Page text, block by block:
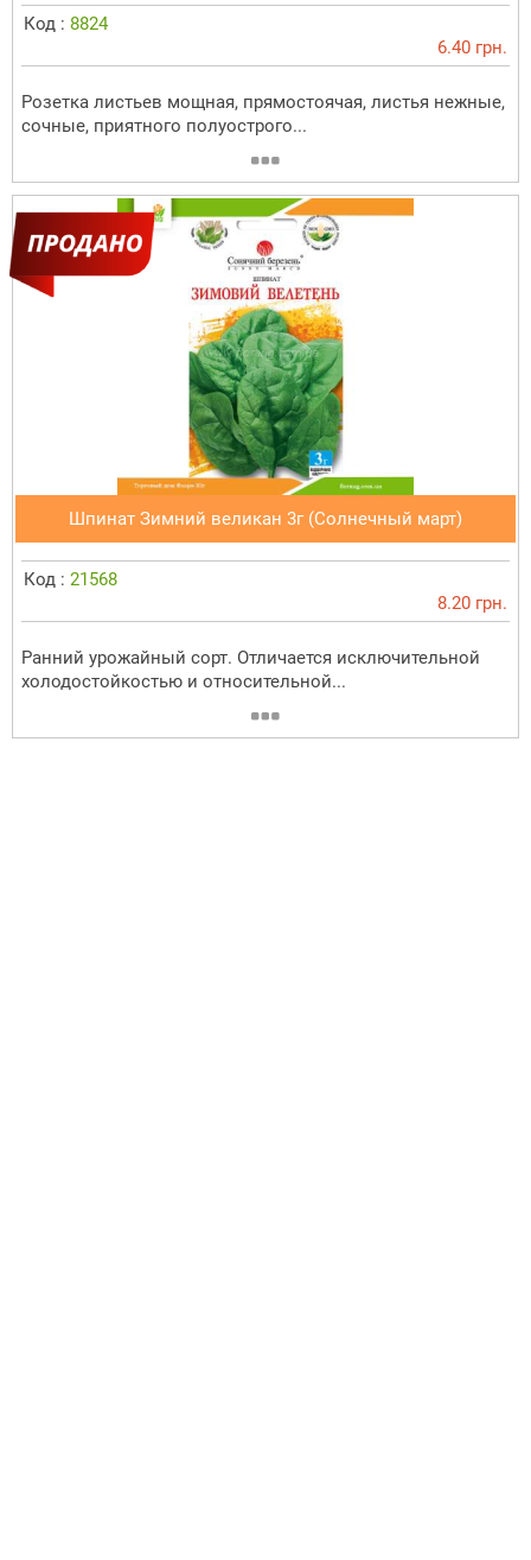
Код : 8824
6.40 грн.
Розетка листьев мощная, прямостоячая, листья нежные,
сочные, приятного полуострого...
Шпинат Зимний великан 3г (Солнечный март)
Код : 21568
8.20 грн.
Ранний урожайный сорт. Отличается исключительной
холодостойкостью и относительной...